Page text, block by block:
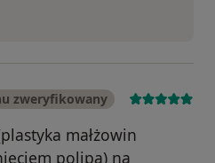
zweryfikowany
małżowin
polipa) na